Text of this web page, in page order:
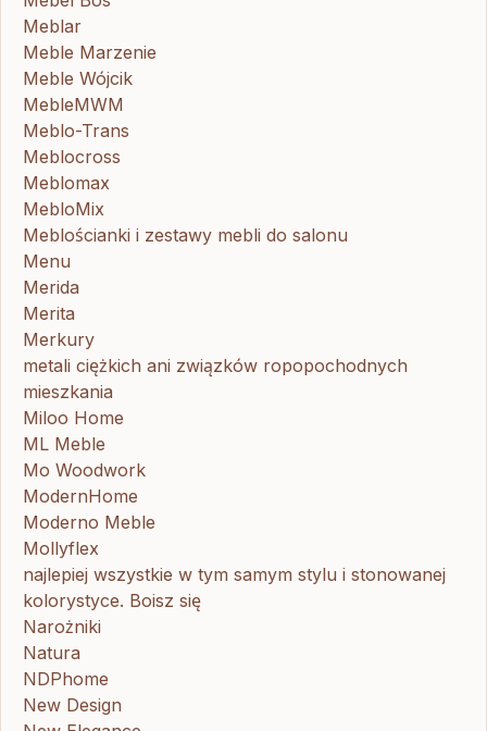
Meblar
Meble Marzenie
Meble Wójcik
MebleMWM
Meblo-Trans
Meblocross
Meblomax
MebloMix
Meblościanki i zestawy mebli do salonu
Menu
Merida
Merita
Merkury
metali ciężkich ani związków ropopochodnych
mieszkania
Miloo Home
ML Meble
Mo Woodwork
ModernHome
Moderno Meble
Mollyflex
najlepiej wszystkie w tym samym stylu i stonowanej
kolorystyce. Boisz się
Narożniki
Natura
NDPhome
New Design